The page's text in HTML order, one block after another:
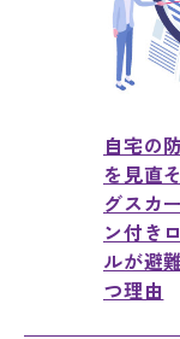
自宅の
を見直
グスカ
ン付き
ルが避
つ理由